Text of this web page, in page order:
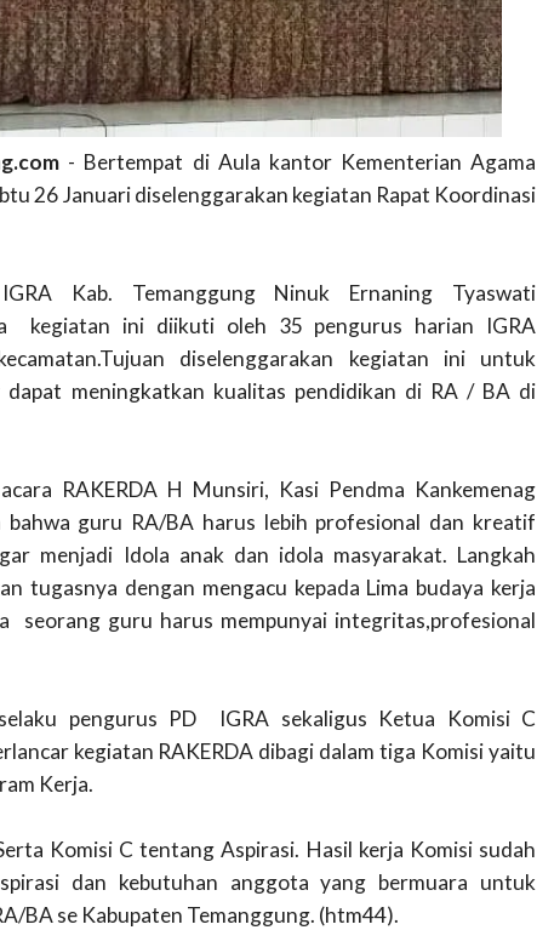
- Bertempat di Aula kantor Kementerian Agama
26 Januari diselenggarakan kegiatan Rapat Koordinasi
Kab. Temanggung Ninuk Ernaning Tyaswati
kegiatan ini diikuti oleh 35 pengurus harian IGRA
diselenggarakan kegiatan ini untuk
dapat meningkatkan kualitas pendidikan di RA / BA di
RAKERDA H Munsiri, Kasi Pendma Kankemenag
bahwa guru RA/BA harus lebih profesional dan kreatif
menjadi Idola anak dan idola masyarakat. Langkah
tugasnya dengan mengacu kepada Lima budaya kerja
seorang guru harus mempunyai integritas,profesional
pengurus PD
IGRA sekaligus Ketua Komisi C
kegiatan RAKERDA dibagi dalam tiga Komisi yaitu
Kerja.
Komisi C tentang Aspirasi. Hasil kerja Komisi sudah
dan kebutuhan anggota yang bermuara untuk
BA se Kabupaten Temanggung. (htm44).